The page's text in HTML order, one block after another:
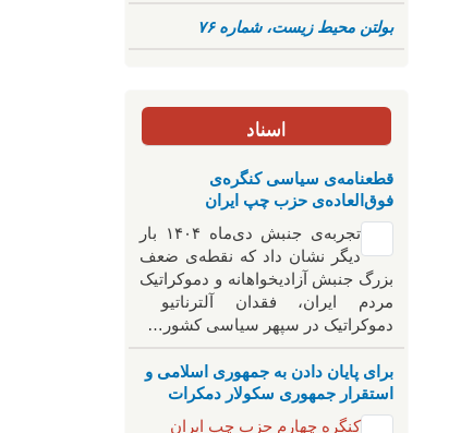
بولتن محیط زیست، شماره ۷۶
اسناد
قطعنامه‌ی سیاسی کنگره‌ی
فوق‌العاده‌ی حزب چپ ایران
تجربه‌ی جنبش دی‌ماه ۱۴۰۴ بار
دیگر نشان داد که نقطه‌ی ضعف
بزرگ جنبش آزادیخواهانه و دموکراتیک
مردم ایران، فقدان آلترناتیو
دموکراتیک در سپهر سیاسی کشور…
برای پایان دادن به جمهوری اسلامی و
استقرار جمهوری سکولار دمکرات
کنگره چهارم حزب چپ ایران